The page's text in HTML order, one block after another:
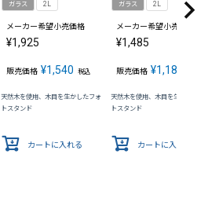
ガラス 2L
メーカー希望小売価格
¥1,925
販売価格 ¥1,540 税込
天然木を使用、木目を生かしたフォ
トスタンド
カートに入れる
ガラス 2L
メーカー希望小売価格
¥1,485
販売価格 ¥1,188
天然木を使用、木目を生かしたフ
トスタンド
カートに入れる